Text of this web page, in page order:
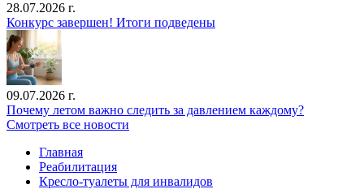
28.07.2026 г.
Конкурс завершен! Итоги подведены
09.07.2026 г.
Почему летом важно следить за давлением каждому?
Смотреть все новости
Главная
Реабилитация
Кресло-туалеты для инвалидов